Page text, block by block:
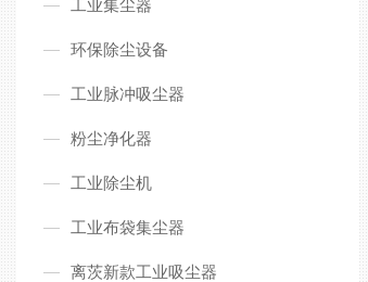
工业集尘器
环保除尘设备
工业脉冲吸尘器
粉尘净化器
工业除尘机
工业布袋集尘器
离茨新款工业吸尘器